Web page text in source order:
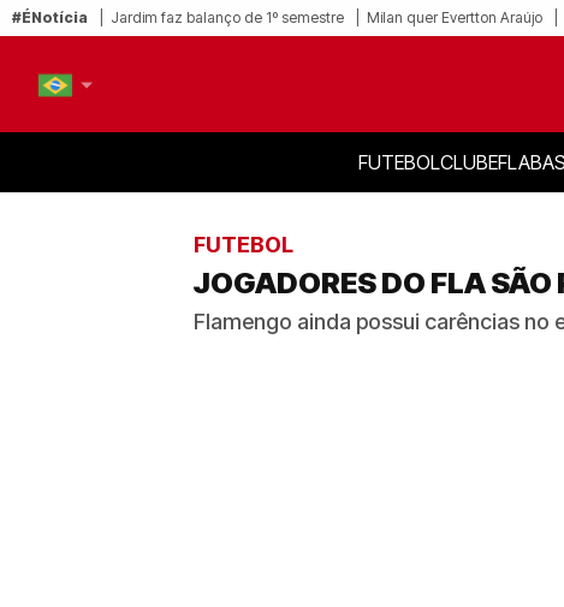
#ÉNotícia Jardim faz balanço de 1º semestre Milan quer Evertton Araújo
FUTEBOLCLUBE
FUTEBOL
JOGADORES DO FLA SÃO
Flamengo ainda possui carências no